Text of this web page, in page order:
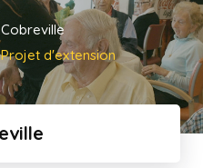
Cobreville
d'extension